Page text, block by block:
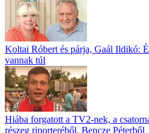
Koltai Róbert és párja, Gaál Ildikó:
vannak túl
Hiába forgatott a TV2-nek, a
részeg riporteréből, Bencze Péterből